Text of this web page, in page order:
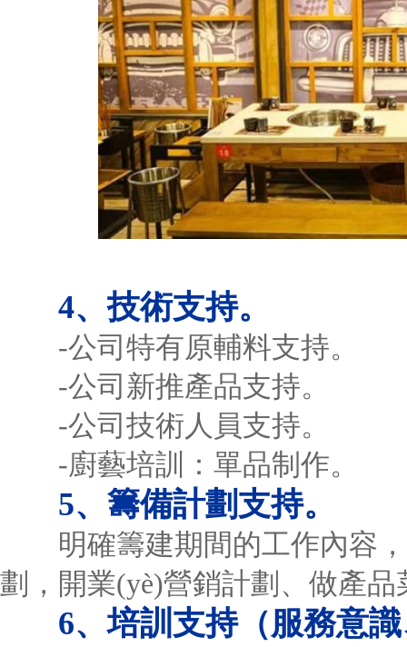
4、技術支持。
-公司特有原輔料支持。
-公司新推產品支持。
-公司技術人員支持。
-廚藝培訓：單品制作。
5、籌備計劃支持。
明確籌建期間的工作內容，
劃，開業(yè)營銷計劃、做產品
6、培訓支持（服務意